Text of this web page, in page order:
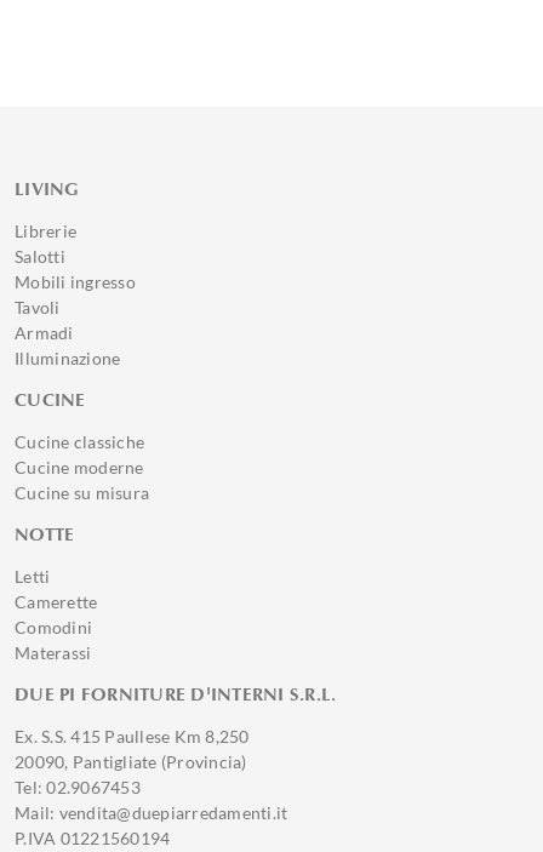
LIVING
Librerie
Salotti
Mobili ingresso
Tavoli
Armadi
Illuminazione
CUCINE
Cucine classiche
Cucine moderne
Cucine su misura
NOTTE
Letti
Camerette
Comodini
Materassi
DUE PI FORNITURE D'INTERNI S.R.L.
Ex. S.S. 415 Paullese Km 8,250
20090, Pantigliate (Provincia)
Tel: 02.9067453
Mail: vendita@duepiarredamenti.it
P.IVA 01221560194